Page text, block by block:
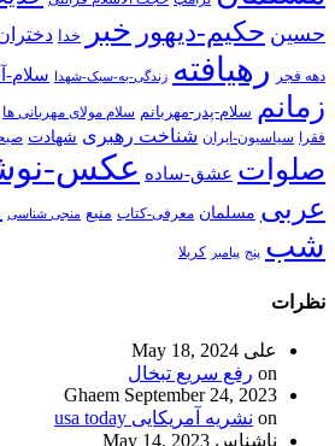
حسین حکیم-دیهور خبر خدا
دهه فجر رهیافته زندگی-به-سبک-شهدا سلام-
زمانم سلام-پدر-مهربانم سلام مولای مهربانی ها
فقرا سیاسیون-ایران شناخت رهبری شهادت
صلوات عشق-ساده عکس-
عربی مسلمان معرفی-کتاب منبع منجی شناسی
شب پنج پیامبر کربلا
نظرات
علی May 18, 2024
on رفع سریع تبخال
Ghaem September 24, 2023
on نشریه آمریکایی usa today
ناشناس May 14, 2023